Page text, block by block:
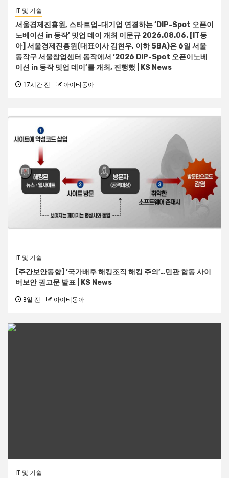
IT 및 기술
서울경제진흥원, 스타트업-대기업 연결하는 ‘DIP-Spot 오픈이
노베이션 in 동작’ 밋업 데이 개최 이문규 2026.08.06. [IT동
아] 서울경제진흥원(대표이사 김현우, 이하 SBA)은 6일 서울
동작구 서울창업센터 동작에서 ‘2026 DIP-Spot 오픈이노베
이션 in 동작 밋업 데이’를 개최, 진행했 | KS News
17시간 전 아이티동아
IT 및 기술
[주간보안동향] ‘국가배후 해킹조직 해킹 주의’…민관 합동 사이
버보안 권고문 발표 | KS News
3일 전 아이티동아
IT 및 기술